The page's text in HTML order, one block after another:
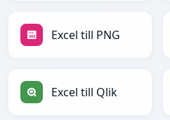
Excel till PNG
Excel till Qlik